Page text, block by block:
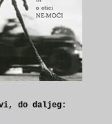
do daljeg: